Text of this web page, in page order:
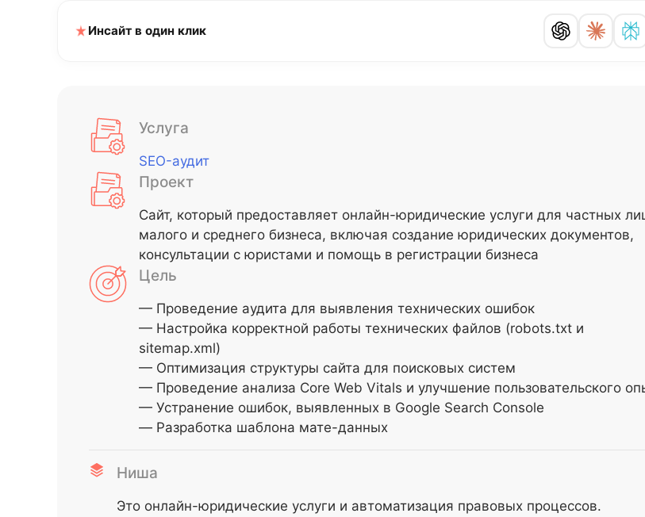
Инсайт в один клик
Услуга
SEO-аудит
Проект
Сайт, который предоставляет онлайн-юридические услуги для частных
малого и среднего бизнеса, включая создание юридических документов,
консультации с юристами и помощь в регистрации бизнеса
Цель
— Проведение аудита для выявления технических ошибок
— Настройка корректной работы технических файлов (robots.txt и
sitemap.xml)
— Оптимизация структуры сайта для поисковых систем
— Проведение анализа Core Web Vitals и улучшение пользовательского
— Устранение ошибок, выявленных в Google Search Console
— Разработка шаблона мате-данных
Ниша
Это онлайн-юридические услуги и автоматизация правовых процессов.